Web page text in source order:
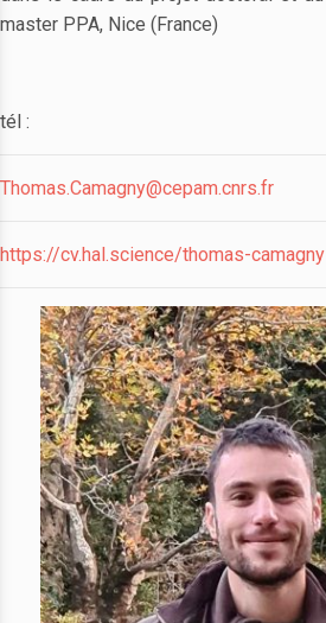
master PPA, Nice (France)
tél :
Thomas.Camagny@cepam.cnrs.fr
https://cv.hal.science/thomas-camagny